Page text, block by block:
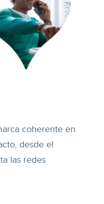
coherente en
desde el
las redes